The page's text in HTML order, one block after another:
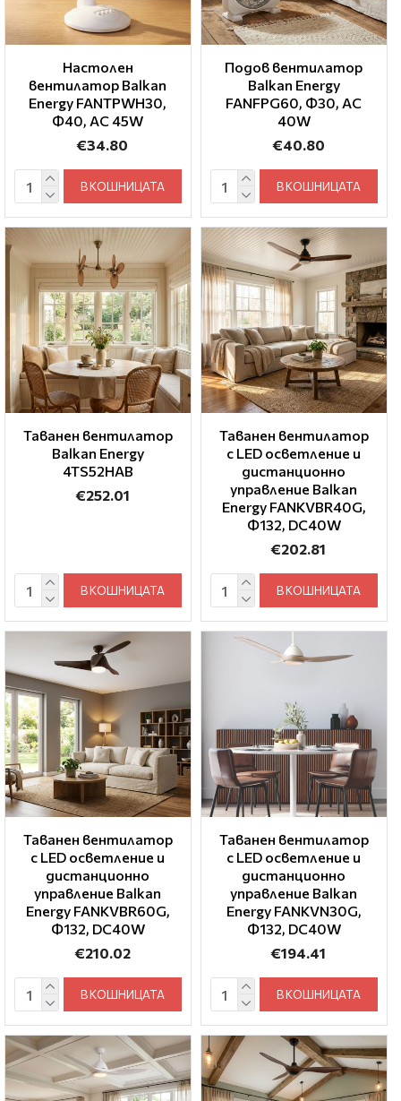
Настолен
вентилатор Balkan
Energy FANTPWH30,
Ф40, AC 45W
€34.80
В КОШНИЦАТА
Подов вентилатор
Balkan Energy
FANFPG60, Ф30, AC
40W
€40.80
В КОШНИЦАТА
Таванен вентилатор
Balkan Energy
4TS52HAB
€252.01
В КОШНИЦАТА
Таванен вентилатор
с LED осветление и
дистанционно
управление Balkan
Energy FANKVBR40G,
Ф132, DC40W
€202.81
В КОШНИЦАТА
Таванен вентилатор
с LED осветление и
дистанционно
управление Balkan
Energy FANKVBR60G,
Ф132, DC40W
€210.02
В КОШНИЦАТА
Таванен вентилатор
с LED осветление и
дистанционно
управление Balkan
Energy FANKVN30G,
Ф132, DC40W
€194.41
В КОШНИЦАТА